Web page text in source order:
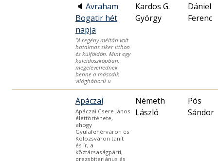
🔈 Avraham
Bogatir hét
napja
”A regény méltán volt
hatalmas siker itthon
és külföldön. Mint egy
kaleidoszkópban,
megelevenednek
benne a második
világháború u
Kardos G.
György
Dániel
Ferenc
Apáczai
Apáczai Csere János
élettörténete,
ahogy
Gyulafehérváron és
Kolozsváron tanít
és ír, a
köztársaságpárti,
prezsbiteriánus és
Németh
László
Pós
Sándor